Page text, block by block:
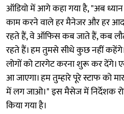
ऑडियो में आगे कहा गया है, "अब ध्यान
काम करने वाले हर मैनेजर और हर
रहते हैं, वे ऑफिस कब जाते हैं, कब
रहते हैं। हम तुमसे सीधे कुछ नहीं
लोगों को टारगेट करना शुरू कर देंगे।
आ जाएगा। हम तुम्हारे पूरे स्टाफ को
में लग जाओ।" इस मैसेज में निर्देशक
किया गया है।